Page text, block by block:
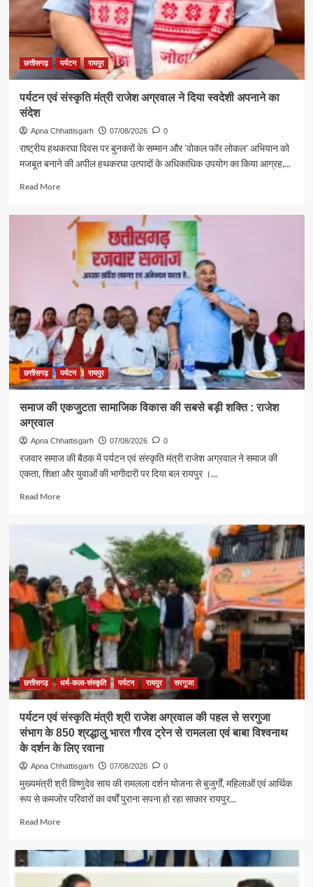
छत्तीसगढ़ पर्यटन रायपुर
पर्यटन एवं संस्कृति मंत्री राजेश अग्रवाल ने दिया स्वदेशी अपनाने का
संदेश
Apna Chhattisgarh 07/08/2026 0
राष्ट्रीय हथकरघा दिवस पर बुनकरों के सम्मान और 'वोकल फॉर लोकल' अभियान को
मजबूत बनाने की अपील हथकरघा उत्पादों के अधिकाधिक उपयोग का किया आग्रह,...
Read MoreRead
पर्यटन
संस्कृति
राजेश
अग्रवाल
दिया
स्वदेशी
अपनाने
का
संदेश
छत्तीसगढ़ पर्यटन रायपुर
समाज की एकजुटता सामाजिक विकास की सबसे बड़ी शक्ति : राजेश
अग्रवाल
Apna Chhattisgarh 07/08/2026 0
रजवार समाज की बैठक में पर्यटन एवं संस्कृति मंत्री राजेश अग्रवाल ने समाज की
एकता, शिक्षा और युवाओं की भागीदारी पर दिया बल रायपुर ।...
Read MoreRead
एकजुटता
सामाजिक
विकास
की
बड़ी
शक्ति
राजेश
अग्रवाल
छत्तीसगढ़ धर्म-कला-संस्कृति पर्यटन रायपुर सरगुजा
पर्यटन एवं संस्कृति मंत्री श्री राजेश अग्रवाल की पहल से सरगुजा
संभाग के 850 श्रद्धालु भारत गौरव ट्रेन से रामलला एवं बाबा विश्वनाथ
के दर्शन के लिए रवाना
Apna Chhattisgarh 07/08/2026 0
मुख्यमंत्री श्री विष्णुदेव साय की रामलला दर्शन योजना से बुजुर्गों, महिलाओं एवं आर्थिक
रूप से कमजोर परिवारों का वर्षों पुराना सपना हो रहा साकार रायपुर...
Read MoreRead
पर्यटन
एवं